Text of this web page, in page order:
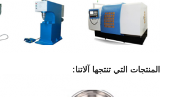
المنتجات التي تنتجها آلاتنا: